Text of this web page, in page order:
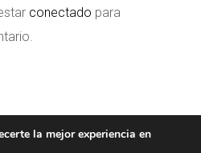
conectado para
la mejor experiencia en